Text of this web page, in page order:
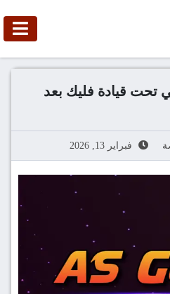
تحت قيادة فليك بعد
فبراير 13, 2026